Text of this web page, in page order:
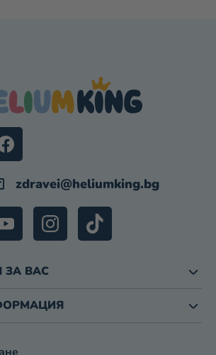
А
И
О
Я
В
А
Н
zdravei@heliumking.bg
ВАС